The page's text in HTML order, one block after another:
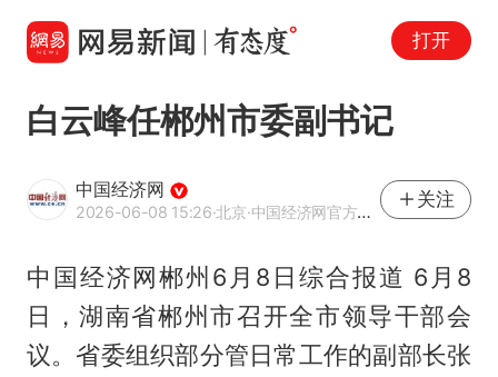
打开
白云峰任郴州市委副书记
中国经济网
2026-06-08 15:26·北京·中国经济网官方网易号
关注
中国经济网郴州6月8日综合报道 6月8
日，湖南省郴州市召开全市领导干部会
议。省委组织部分管日常工作的副部长张